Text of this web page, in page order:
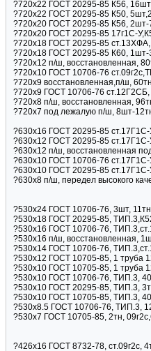
?720х22 ГОСТ 20295-85 К56,
?720х22 ГОСТ 20295-85 К50,
?720х20 ГОСТ 20295-85 К56, 2шт-
?720х20 ГОСТ 20295-85 17г1С-
?720х18 ГОСТ 20295-85
?720х18 ГОСТ 20295-85 К60, 1шт-
?720х12 п/ш, восстановленная,
?720х10 ГОСТ 10706-76
?720х9 восстановленная,п/ш,
?720х9 ГОСТ 10706-76
?720х8 п/ш, восстановленная,
?720х7 под лежалую п/ш, 8шт-
?630х16 ГОСТ 20295-85 ст.17Г1С-
?630х12 ГОСТ 20295-85 ст.17Г1С-
?630х12 п/ш, восстановленная
?630х10 ГОСТ 10706-76
?630х10 ГОСТ 20295-85 ст.17Г1С-
?630х8 п/ш, передел высокого
?530х24 ГОСТ 10706-76, 3шт,
?530х18 ГОСТ 20295-85,
?530х16 ГОСТ 10706-76,
?530х16 п/ш, восстановленная,
?530х14 ГОСТ 10706-76,
?530х12 ГОСТ 10705-85, 1 труба
?530х10 ГОСТ 10705-85, 1 труба
?530х10 ГОСТ 10706-76, ТИП.3,
?530х10 ГОСТ 20295-85, ТИП.3,
?530х10 ГОСТ 10705-85, ТИП.3,
?530х8.5 ГОСТ 10706-76, ТИП.3,
?530х7 ГОСТ 10705-85, 2тн,
?426х16 ГОСТ 8732-78, ст.09г2с,